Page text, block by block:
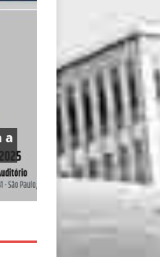
a